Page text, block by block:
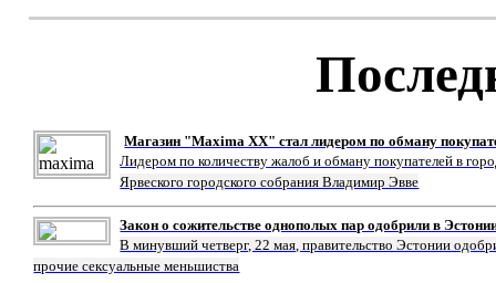
Магазин "Maxima XX" стал лидером по обману
Лидером по количеству жалоб и обману покупателей в
Ярвеского городского собрания Владимир Эвве
Закон о сожительстве однополых пар одобрили в
В минувший четверг, 22 мая, правительство Эстонии
прочие сексуальные меньшиства